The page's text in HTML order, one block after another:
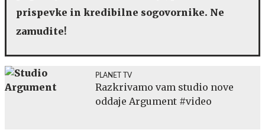
prispevke in kredibilne sogovornike. Ne
zamudite!
PLANET TV
Razkrivamo vam studio nove
oddaje Argument #video